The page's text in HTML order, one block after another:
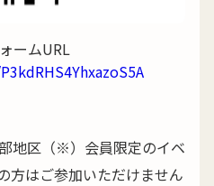
ームURL
地区（※）会員限定のイベ
方はご参加いただけません